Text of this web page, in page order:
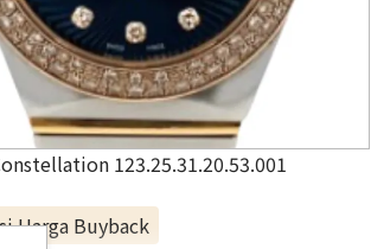
123.25.31.20.53.001
Harga Buyback